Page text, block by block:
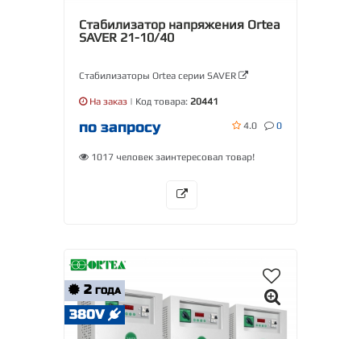
Стабилизатор напряжения Ortea
SAVER 21-10/40
Стабилизаторы Ortea серии SAVER
На заказ | Код товара: 20441
по запросу 4.0 0
1017 человек заинтересовал товар!
2 ГОДА
380V